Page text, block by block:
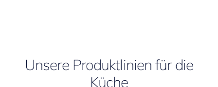
Unsere Produktlinien für die
Küche